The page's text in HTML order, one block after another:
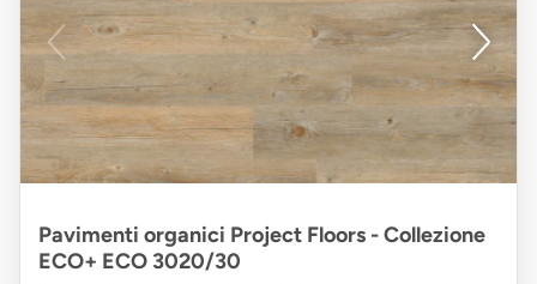
Pavimenti organici Project Floors - Collezione
ECO+ ECO 3020/30